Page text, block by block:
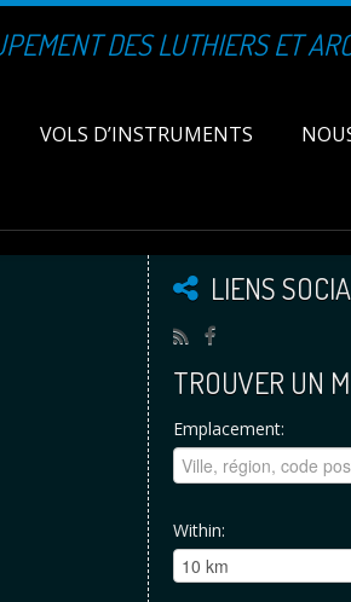
DES LUTHIERS ET
VOLS D’INSTRUMENTS
LIENS
TROUVER UN
Emplacement:
Within: